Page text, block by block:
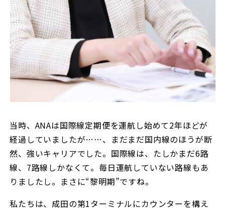
当時、ANAは国際線定期便を運航し始めて2年ほどが
経過していましたが……、まだまだ国内線のほうが断
然、強いキャリアでした。国際線は、たしかまだ6路
線、7路線しかなくて。毎日運航していない路線もあ
りましたし。まさに“黎明期”ですね。
私たちは、成田の第1ターミナルにカウンターを構え